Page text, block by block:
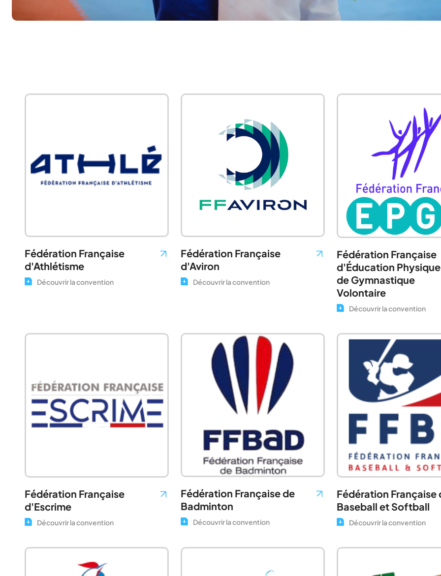
Fédération Française
d'Athlétisme
Découvrir la convention
Fédération Française
d'Aviron
Découvrir la convention
Fédération Française
d'Éducation
de Gymnastique
Volontaire
Découvrir la convention
Fédération Française
d'Escrime
Découvrir la convention
Fédération Française de
Badminton
Découvrir la convention
Fédération Française
Baseball et Softball
Découvrir la convention